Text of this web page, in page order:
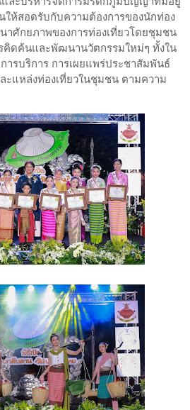
ห้สอดรับกับความต้องการของนักท่อง
ศักยภาพของการท่องเที่ยวโดยชุมชน
คิดค้นและพัฒนานวัตกรรมใหม่ๆ ทั้งใน
บริการ การเผยแพร่ประชาสัมพันธ์
ะแหล่งท่องเที่ยวในชุมชน ตามความ